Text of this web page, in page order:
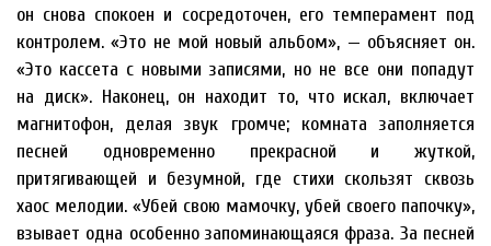
он снова спокоен и сосредоточен, его темперамент под
контролем. «Это не мой новый альбом», — объясняет он.
«Это кассета с новыми записями, но не все они попадут
на диск». Наконец, он находит то, что искал, включает
магнитофон, делая звук громче; комната заполняется
песней одновременно прекрасной и жуткой,
притягивающей и безумной, где стихи скользят сквозь
хаос мелодии. «Убей свою мамочку, убей своего папочку»,
взывает одна особенно запоминающаяся фраза. За песней